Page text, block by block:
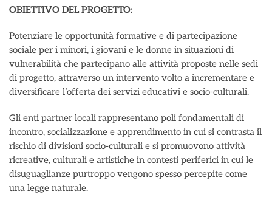
OBIETTIVO DEL PROGETTO:
Potenziare le opportunità formative e di partecipazione
sociale per i minori, i giovani e le donne in situazioni di
vulnerabilità che partecipano alle attività proposte nelle sedi
di progetto, attraverso un intervento volto a incrementare e
diversificare l’offerta dei servizi educativi e socio-culturali.
Gli enti partner locali rappresentano poli fondamentali di
incontro, socializzazione e apprendimento in cui si contrasta il
rischio di divisioni socio-culturali e si promuovono attività
ricreative, culturali e artistiche in contesti periferici in cui le
disuguaglianze purtroppo vengono spesso percepite come
una legge naturale.